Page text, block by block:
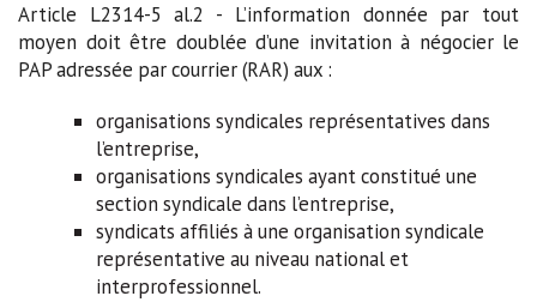
Article L2314-5 al.2 - L’information donnée par tout
moyen doit être doublée d’une invitation à négocier le
PAP adressée par courrier (RAR) aux :
organisations syndicales représentatives dans
l’entreprise,
organisations syndicales ayant constitué une
section syndicale dans l’entreprise,
syndicats affiliés à une organisation syndicale
représentative au niveau national et
interprofessionnel.